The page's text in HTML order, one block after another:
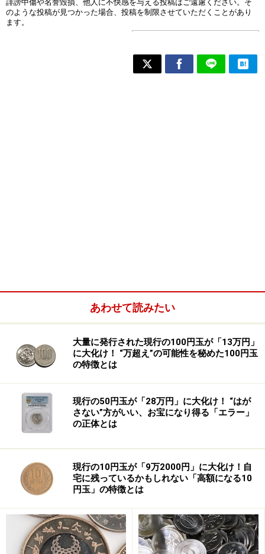
あわせて読みたい
大量に発行された現行の100円玉が「13万円」
に大化け！ “万超え”の可能性を秘めた100円玉
の特徴とは
現行の50円玉が「28万円」に大化け！ “はが
さない”方がいい、お宝になり得る「エラー」
の正体とは
現行の10円玉が「9万2000円」に大化け！自
宅に残っているかもしれない「高額になる10
円玉」の特徴とは